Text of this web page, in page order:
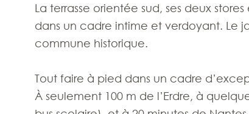
La terrasse orientée sud, ses deux
dans un cadre intime et verdoyant. Le
commune historique.
Tout faire à pied dans un cadre
À seulement 100 m de l’Erdre, à